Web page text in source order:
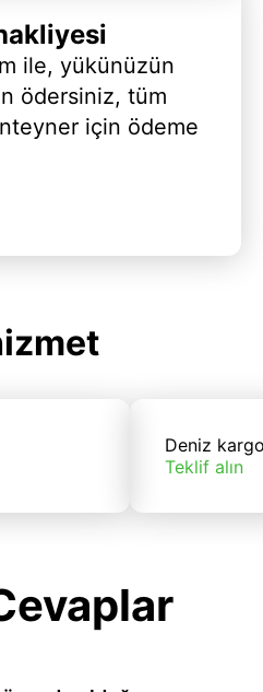
ile, yükünüzün
ödersiniz, tüm
için ödeme
Deniz
Teklif alın